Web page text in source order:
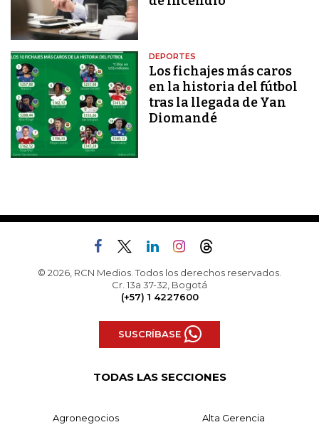
DEPORTES
Los fichajes más caros
en la historia del fútbol
tras la llegada de Yan
Diomandé
© 2026, RCN Medios. Todos los derechos reservados.
Cr. 13a 37-32, Bogotá
(+57) 1 4227600
SUSCRÍBASE
TODAS LAS SECCIONES
Agronegocios Alta Gerencia